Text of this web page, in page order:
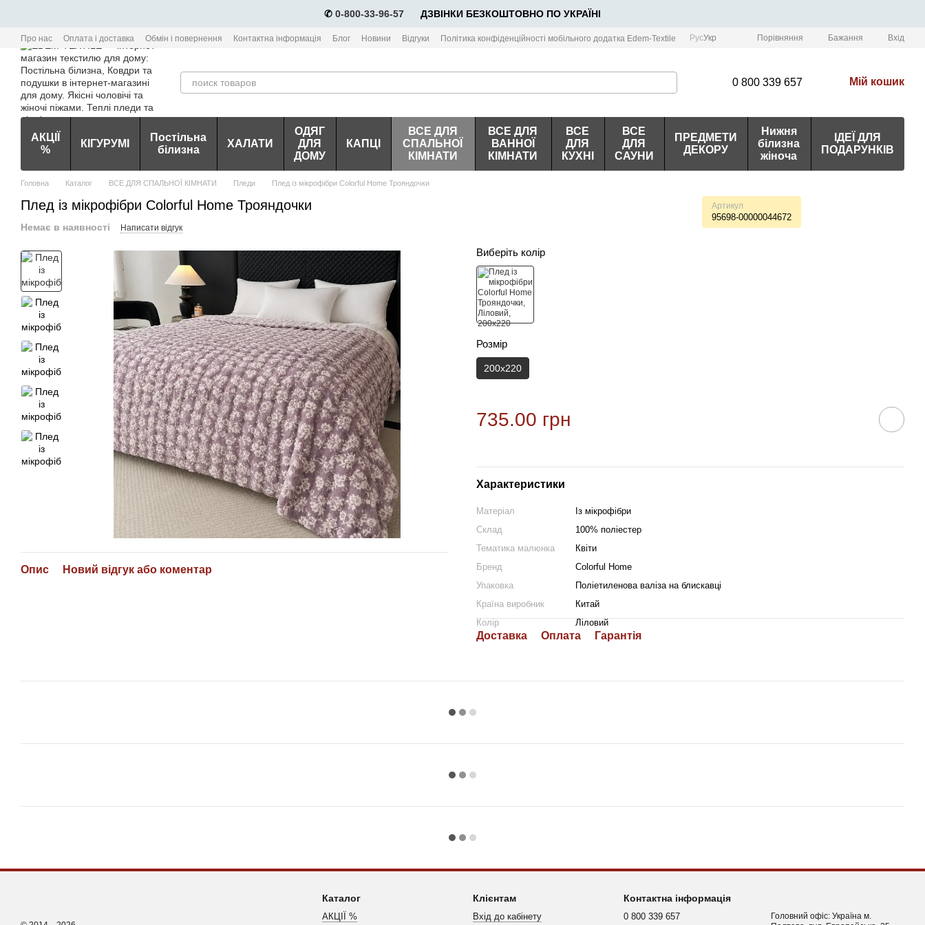
✆ 0-800-33-96-57 ⠀⠀ДЗВІНКИ БЕЗКОШТОВНО ПО УКРАЇНІ
Про нас Оплата і доставка Обмін і повернення Контактна інформація Блог Новини Відгуки Політика конфіденційності мобільного додатка Edem-Textile РусУкр Порівняння Бажання Вхід
0 800 339 657 Мій кошик
АКЦІЇ
%
КІГУРУМІ
Постільна
білизна
ХАЛАТИ
ОДЯГ
ДЛЯ
ДОМУ
КАПЦІ
ВСЕ ДЛЯ
СПАЛЬНОЇ
КІМНАТИ
ВСЕ ДЛЯ
ВАННОЇ
КІМНАТИ
ВСЕ
ДЛЯ
КУХНІ
ВСЕ
ДЛЯ
САУНИ
ПРЕДМЕТИ
ДЕКОРУ
Нижня
білизна
жіноча
ІДЕЇ ДЛЯ
ПОДАРУНКІВ
Головна Каталог ВСЕ ДЛЯ СПАЛЬНОЇ КІМНАТИ Пледи Плед із мікрофібри Colorful Home Трояндочки
Плед із мікрофібри Colorful Home Трояндочки Артикул
95698-00000044672
Немає в наявності Написати відгук
Опис Новий відгук або коментар
Виберіть колір
Розмір
200х220
735.00 грн
Характеристики
Матеріал
Із мікрофібри
Склад
100% поліестер
Тематика малюнка
Квіти
Бренд
Colorful Home
Упаковка
Поліетиленова валіза на блискавці
Країна виробник
Китай
Колір
Ліловий
Доставка Оплата Гарантія
Каталог
АКЦІЇ %
Клієнтам
Вхід до кабінету
Контактна інформація
0 800 339 657
Головний офіс: Україна м.